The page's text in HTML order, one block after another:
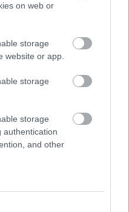
on web or
storage
website or app.
storage
storage
authentication
and other
id/7933096
értelmében felhasználói tartalomnak
forduljon a blog szerkesztőjéhez.